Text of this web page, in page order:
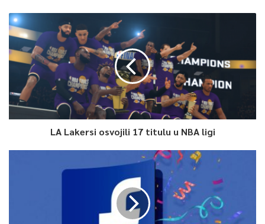
LA Lakersi osvojili 17 titulu u NBA ligi